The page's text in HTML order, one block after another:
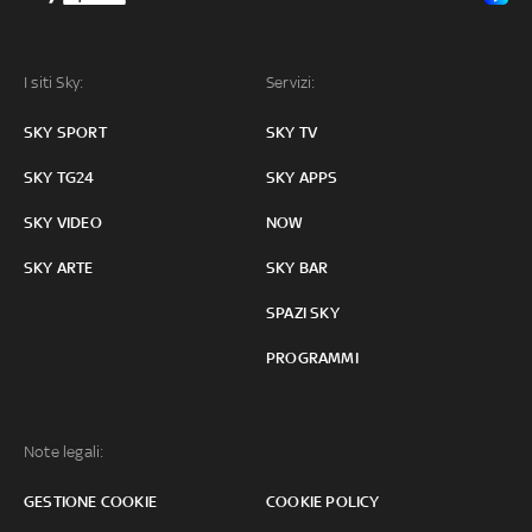
I siti Sky:
SKY SPORT
SKY TG24
SKY VIDEO
SKY ARTE
Servizi:
SKY TV
SKY APPS
NOW
SKY BAR
SPAZI SKY
PROGRAMMI
Note legali:
GESTIONE COOKIE COOKIE POLICY